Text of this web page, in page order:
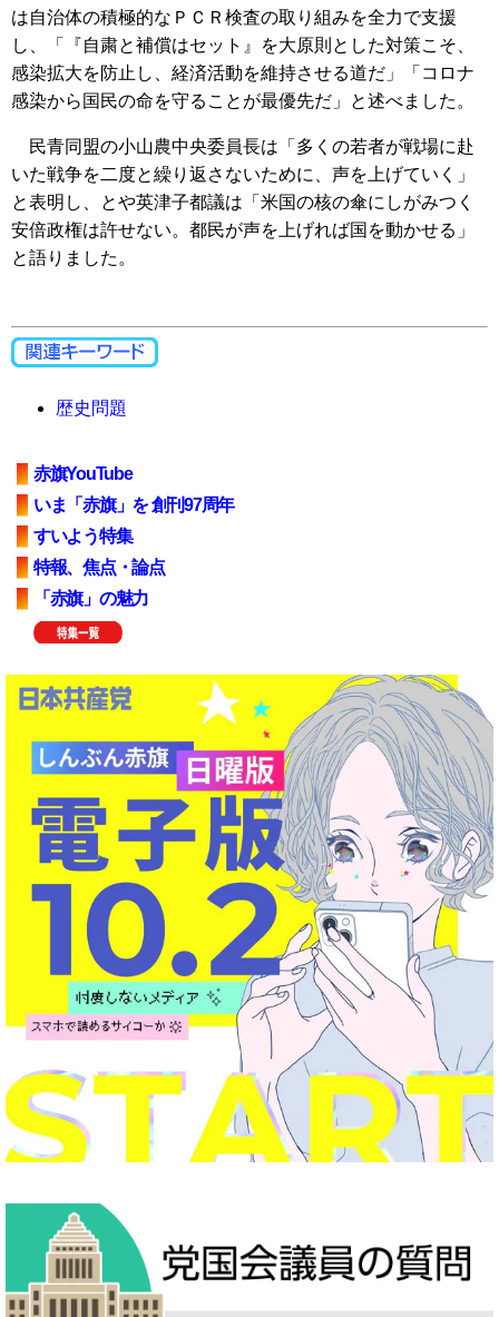
は自治体の積極的なＰＣＲ検査の取り組みを全力で支援
し、「『自粛と補償はセット』を大原則とした対策こそ、
感染拡大を防止し、経済活動を維持させる道だ」「コロナ
感染から国民の命を守ることが最優先だ」と述べました。
民青同盟の小山農中央委員長は「多くの若者が戦場に赴
いた戦争を二度と繰り返さないために、声を上げていく」
と表明し、とや英津子都議は「米国の核の傘にしがみつく
安倍政権は許せない。都民が声を上げれば国を動かせる」
と語りました。
歴史問題
赤旗YouTube
いま「赤旗」を 創刊97周年
すいよう特集
特報、焦点・論点
「赤旗」の魅力